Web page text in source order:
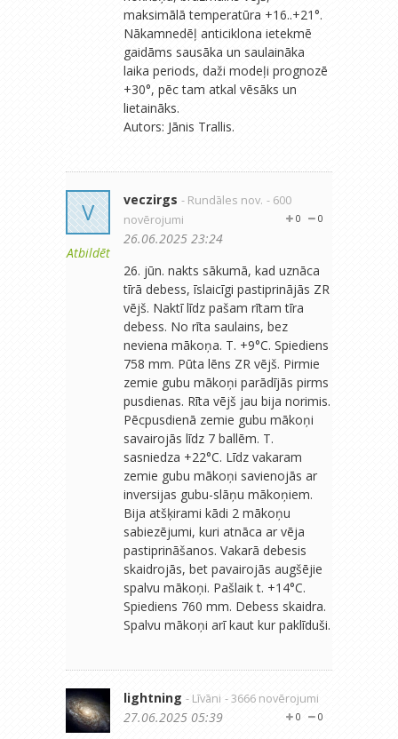
maksimālā temperatūra +16..+21°.
Nākamnedēļ anticiklona ietekmē
gaidāms sausāka un saulaināka
laika periods, daži modeļi prognozē
+30°, pēc tam atkal vēsāks un
lietaināks.
Autors: Jānis Trallis.
V
Atbildēt
veczirgs - Rundāles nov. - 600
novērojumi
0
0
26.06.2025 23:24
26. jūn. nakts sākumā, kad uznāca
tīrā debess, īslaicīgi pastiprinājās ZR
vējš. Naktī līdz pašam rītam tīra
debess. No rīta saulains, bez
neviena mākoņa. T. +9°C. Spiediens
758 mm. Pūta lēns ZR vējš. Pirmie
zemie gubu mākoņi parādījās pirms
pusdienas. Rīta vējš jau bija norimis.
Pēcpusdienā zemie gubu mākoņi
savairojās līdz 7 ballēm. T.
sasniedza +22°C. Līdz vakaram
zemie gubu mākoņi savienojās ar
inversijas gubu-slāņu mākoņiem.
Bija atšķirami kādi 2 mākoņu
sabiezējumi, kuri atnāca ar vēja
pastiprināšanos. Vakarā debesis
skaidrojās, bet pavairojās augšējie
spalvu mākoņi. Pašlaik t. +14°C.
Spiediens 760 mm. Debess skaidra.
Spalvu mākoņi arī kaut kur paklīduši.
lightning - Līvāni - 3666 novērojumi
0
0
27.06.2025 05:39